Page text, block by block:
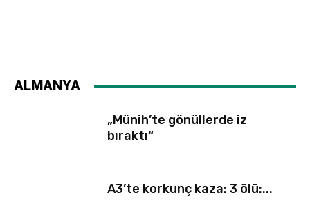
ALMANYA
„Münih’te gönüllerde iz
bıraktı“
A3’te korkunç kaza: 3 ölü:...